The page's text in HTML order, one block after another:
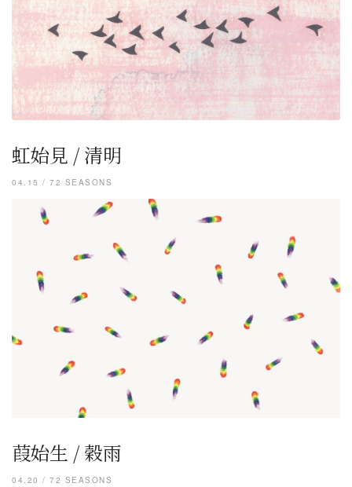
虹始見 / 清明
04.15 / 72 SEASONS
葭始生 / 穀雨
04.20 / 72 SEASONS